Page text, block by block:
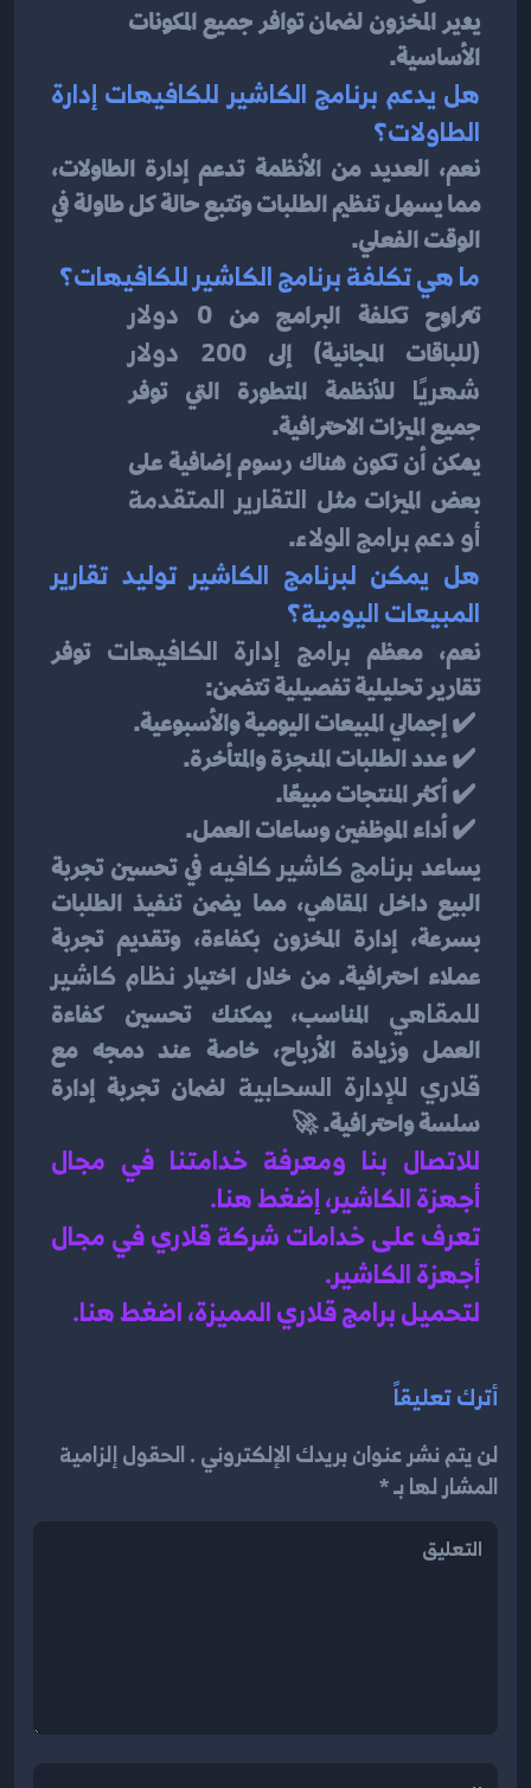
الأساسية.
الطاولات؟
الوقت الفعلي.
ما هي تكلفة برنامج الكاشير للكافيهات؟
تتراوح تكلفة البرامج من 0 دولار
(للباقات المجانية) إلى
200 دولار
شهريًا
للأنظمة المتطورة التي توفر
جميع الميزات الاحترافية.
بعض الميزات مثل
أو دعم برامج الولاء.
هل يمكن لبرنامج الكاشير توليد تقارير
المبيعات اليومية؟
نعم، معظم برامج إدارة الكافيهات توفر
تقارير تحليلية تفصيلية تتضمن:
يساعد برنامج كاشير كافيه
عملاء احترافية. من خلال اختيار
نظام كاشير
للمقاهي
العمل وزيادة الأرباح، خاصة عند دمجه مع
قلاري للإدارة السحابية
سلسة واحترافية. 🚀
أجهزة الكاشير، إضغط هنا.
أجهزة الكاشير.
لتحميل برامج قلاري المميزة، اضغط هنا.
أترك تعليقاً
لن يتم نشر عنوان بريدك الإلكتروني . الحقول إلزامية
المشار لها بـ *